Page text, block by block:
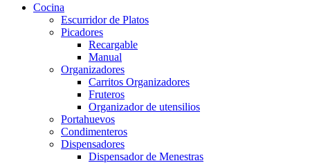
Cocina
Escurridor de Platos
Picadores
Recargable
Manual
Organizadores
Carritos Organizadores
Fruteros
Organizador de utensilios
Portahuevos
Condimenteros
Dispensadores
Dispensador de Menestras